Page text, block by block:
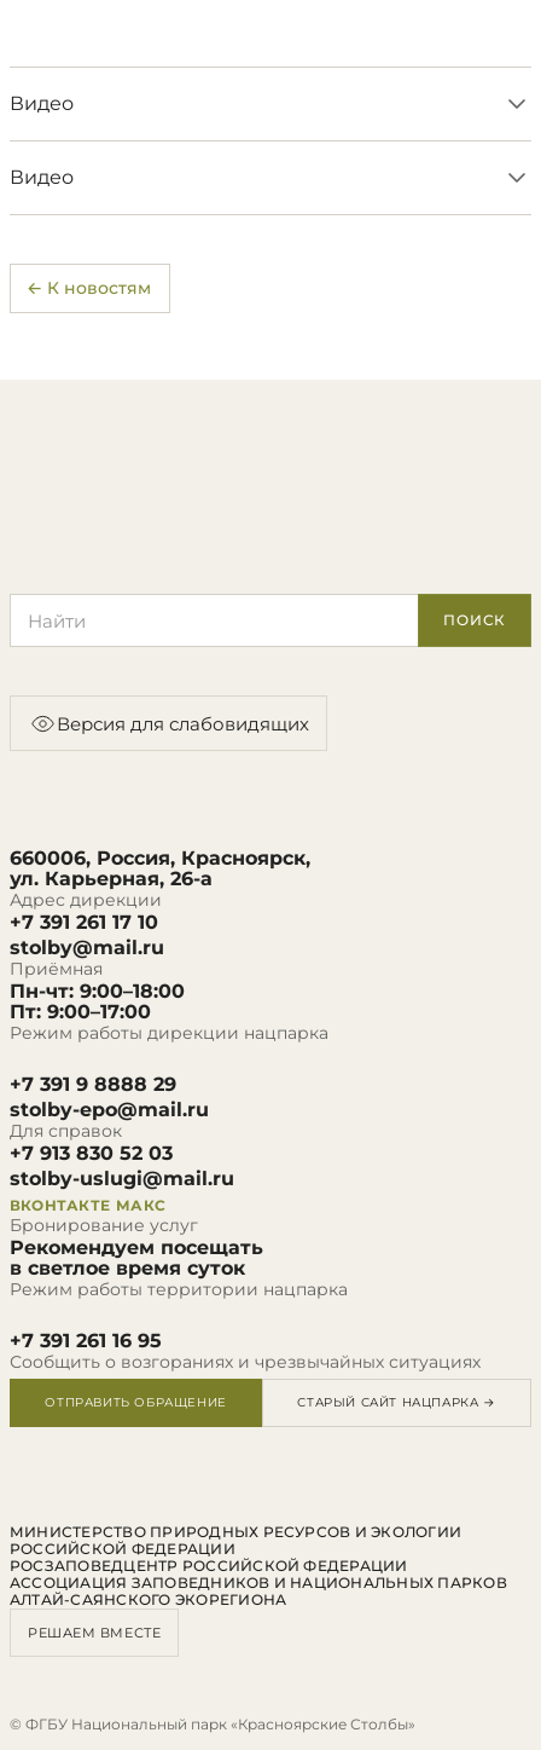
Видео
Видео
← К новостям
ПОИСК
Версия для слабовидящих
660006, Россия, Красноярск,
ул. Карьерная, 26-а
Адрес дирекции
+7 391 261 17 10
stolby@mail.ru
Приёмная
Пн-чт: 9:00–18:00
Пт: 9:00–17:00
Режим работы дирекции нацпарка
+7 391 9 8888 29
stolby-epo@mail.ru
Для справок
+7 913 830 52 03
stolby-uslugi@mail.ru
ВКОНТАКТЕ МАКС
Бронирование услуг
Рекомендуем посещать
в светлое время суток
Режим работы территории нацпарка
+7 391 261 16 95
Сообщить о возгораниях и чрезвычайных ситуациях
ОТПРАВИТЬ ОБРАЩЕНИЕ СТАРЫЙ САЙТ НАЦПАРКА →
МИНИСТЕРСТВО ПРИРОДНЫХ РЕСУРСОВ И ЭКОЛОГИИ
РОССИЙСКОЙ ФЕДЕРАЦИИ
РОСЗАПОВЕДЦЕНТР РОССИЙСКОЙ ФЕДЕРАЦИИ
АССОЦИАЦИЯ ЗАПОВЕДНИКОВ И НАЦИОНАЛЬНЫХ ПАРКОВ
АЛТАЙ-САЯНСКОГО ЭКОРЕГИОНА
РЕШАЕМ ВМЕСТЕ
© ФГБУ Национальный парк «Красноярские Столбы»